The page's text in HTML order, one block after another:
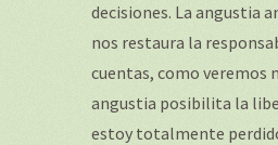
decisiones. La angustia
nos restaura la
cuentas, como veremos
angustia posibilita la
estoy totalmente